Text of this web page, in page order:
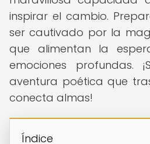
inspirar el cambio.
ser cautivado por la
que alimentan la
emociones profundas.
aventura poética que
conecta almas!
Índice